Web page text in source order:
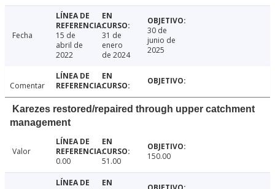
Fecha
15 de
abril de
2022
31 de
enero
de 2024
30 de
junio de
2025
Comentar
Karezes restored/repaired through upper catchment
management
Valor
0.00
51.00 150.00